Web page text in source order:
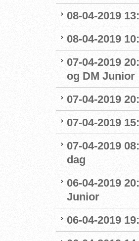
08-04-2019
08-04-2019
07-04-2019
og DM Junior
07-04-2019
07-04-2019
07-04-2019
dag
06-04-2019
Junior
06-04-2019